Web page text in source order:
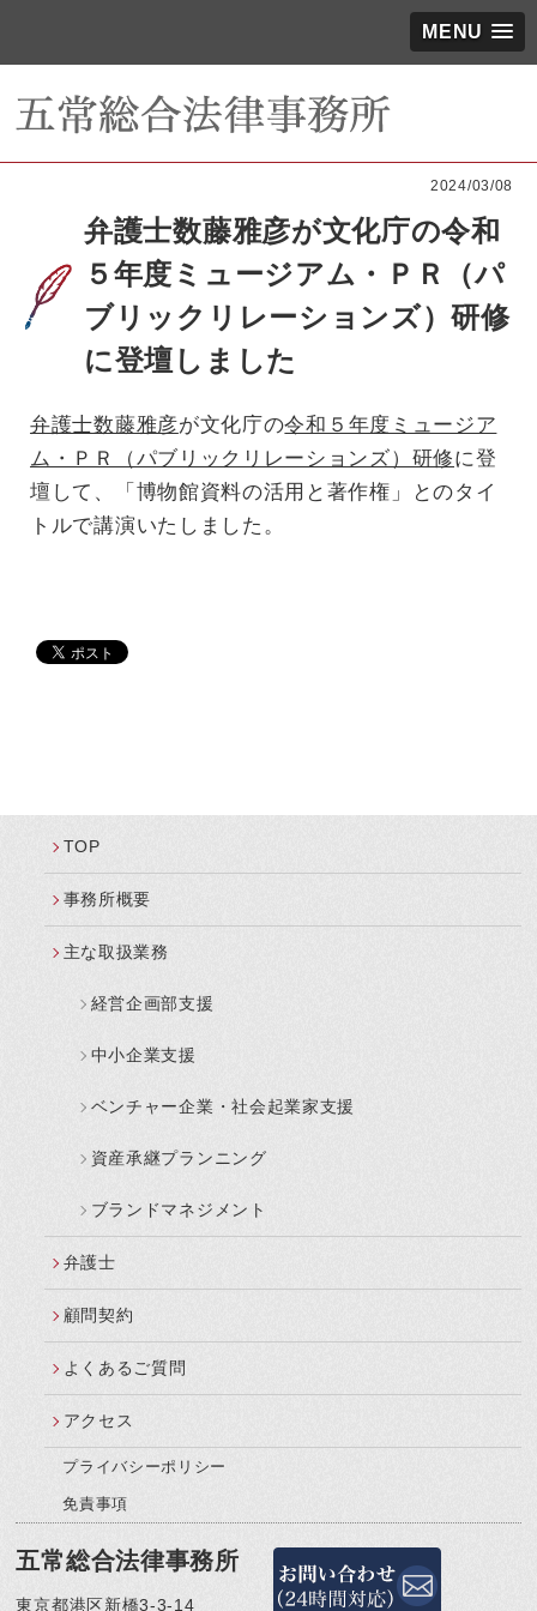
MENU
2024/03/08
弁護士数藤雅彦が文化庁の令和
５年度ミュージアム・ＰＲ（パ
ブリックリレーションズ）研修
に登壇しました
弁護士数藤雅彦が文化庁の令和５年度ミュージア
ム・ＰＲ（パブリックリレーションズ）研修に登
壇して、「博物館資料の活用と著作権」とのタイ
トルで講演いたしました。
TOP
事務所概要
主な取扱業務
経営企画部支援
中小企業支援
ベンチャー企業・社会起業家支援
資産承継プランニング
ブランドマネジメント
弁護士
顧問契約
よくあるご質問
アクセス
プライバシーポリシー
免責事項
五常総合法律事務所
東京都港区新橋3-3-14